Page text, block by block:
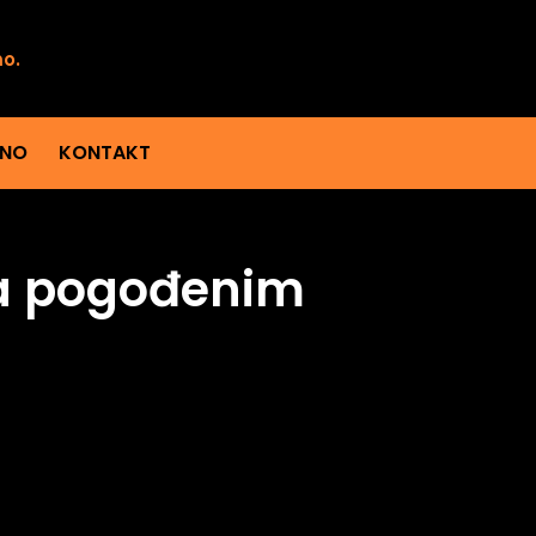
KONTAKT
pogođenim